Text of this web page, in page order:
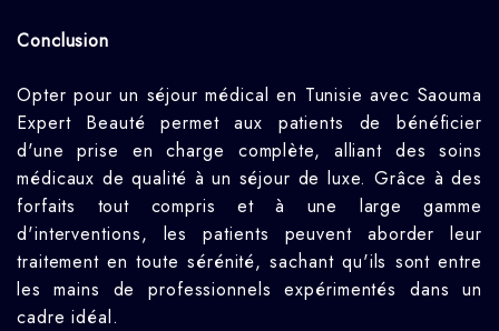
Conclusion
Opter pour un séjour médical en Tunisie avec Saouma
Expert Beauté permet aux patients de bénéficier
d'une prise en charge complète, alliant des soins
médicaux de qualité à un séjour de luxe. Grâce à des
forfaits tout compris et à une large gamme
d'interventions, les patients peuvent aborder leur
traitement en toute sérénité, sachant qu'ils sont entre
les mains de professionnels expérimentés dans un
cadre idéal.